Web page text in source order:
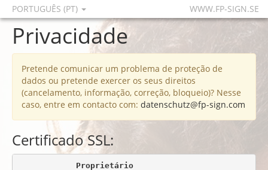
PORTUGUÊS (PT) WWW.FP-SIGN.SE
Privacidade
Pretende comunicar um problema de proteção de
dados ou pretende exercer os seus direitos
(cancelamento, informação, correção, bloqueio)? Nesse
caso, entre em contacto com: datenschutz@fp-sign.com
Certificado SSL:
Proprietário